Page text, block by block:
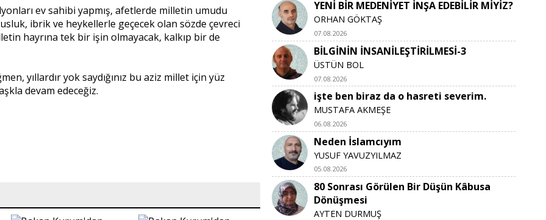
ev sahibi yapmış, afetlerde milletin umudu
ibrik ve heykellerle geçecek olan sözde çevreci
hayrına tek bir işin olmayacak, kalkıp bir de
yıllardır yok saydığınız bu aziz millet için yüz
devam edeceğiz.
YENİ BİR MEDENİYET İNŞA EDEBİLİR MİYİZ?
ORHAN GÖKTAŞ
07.08.2026
BİLGİNİN İNSANİLEŞTİRİLMESİ-3
ÜSTÜN BOL
07.08.2026
işte ben biraz da o hasreti severim.
MUSTAFA AKMEŞE
06.08.2026
Neden İslamcıyım
YUSUF YAVUZYILMAZ
05.08.2026
80 Sonrası Görülen Bir Düşün Kâbusa
Dönüşmesi
AYTEN DURMUŞ